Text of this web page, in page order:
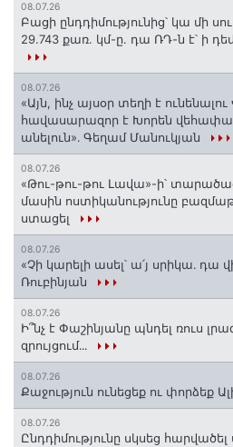
08.07.26
Բացի ընդդիմությունից՝ կա մի
29.743 քառ. կմ-ը. դա ՌԴ-ն է՝ ի
08.07.26
«Այն, ինչ այսօր տեղի է
հավասարազոր է Խորեն
անելուն»․ Գեղամ Մանուկյան
08.07.26
«Թու-թու-թու Լավա»-ի՝
մասին ոստիկանությունը
ստացել
08.07.26
«Չի կարելի ասել՝ ա՛յ սրիկա․ դա
Ռուբինյան
08.07.26
Ի՞նչ է Փաշինյանը պնդել ռուս
զրույցում․․․
08.07.26
Քաջություն ունեցեք ու փորձեք
08.07.26
Ընդդիմությունը սկսեց